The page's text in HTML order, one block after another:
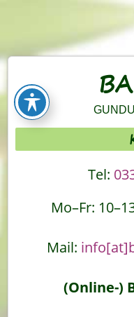
Tel:
Mo–Fr:
Mail:
(Online-)